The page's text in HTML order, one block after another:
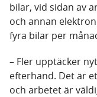
bilar, vid sidan av
och annan
fyra bilar per
– Fler upptäcker
efterhand. Det är
och arbetet är